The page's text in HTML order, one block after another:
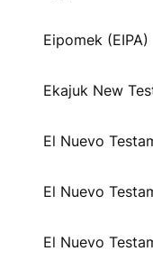
Eipomek (EIPA)
Ekajuk New
El Nuevo
El Nuevo
El Nuevo